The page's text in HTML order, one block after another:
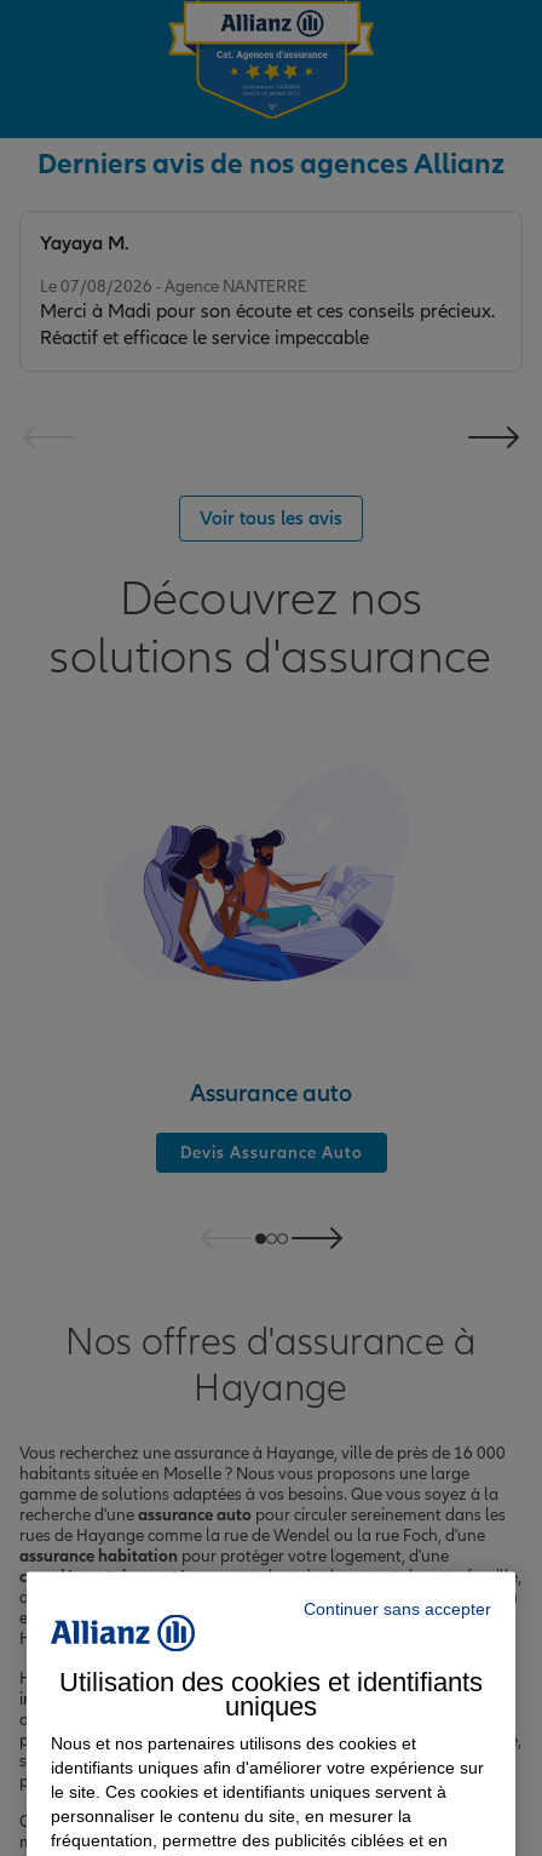
Derniers avis de nos agences Allianz
Le 07/08/2026 - Agence NANTERRE
Merci à Madi pour son écoute et ces conseils précieux.
Réactif et efficace le service impeccable
Yayaya M.
Voir tous les avis
Découvrez nos
solutions d'assurance
Assurance auto
Devis Assurance Auto
Nos offres d'assurance à
Hayange
Vous recherchez une assurance à Hayange, ville de près de 16 000
habitants située en Moselle ? Nous vous proposons une large
gamme de solutions adaptées à vos besoins. Que vous soyez à la
recherche d'uneassurance auto pour circuler sereinement dans les
rues de Hayange comme la rue de Wendel ou la rue Foch, d'une
assurance habitation pour protéger votre logement, d'une
complémentaire santépour prendre soin de vous et de votre famille,
d'une
pour sécuriser votre prêt immobilier ou
encore d'une assurance scolaire pour vos enfants scolarisés à
Hayange, nous avons ce qu'il vous faut.
Hayange bénéficie d'un climat océanique dégradé, avec des
influences continentales. Nos offres d'assurance
des spécificités locales de cette ville de Moselle pour vous offrir une
protection sur mesure. Nos agents, experts en assurance à Hayange,
sont à votre écoute pour vous guider vers les solutions les plus
pertinentes en fonction de votre situation et de vos attentes.
Que vous habitiez dans le centre-ville de Hayange, proche de la
mairie et de l'église Saint-Martin, ou dans les quartiers résidentiels
Continuer sans accepter
Utilisation des cookies et identifiants
uniques
Nous et nos partenaires utilisons des cookies et
identifiants uniques afin d'améliorer votre expérience sur
le site. Ces cookies et identifiants uniques servent à
personnaliser le contenu du site, en mesurer la
fréquentation, permettre des publicités ciblées et en